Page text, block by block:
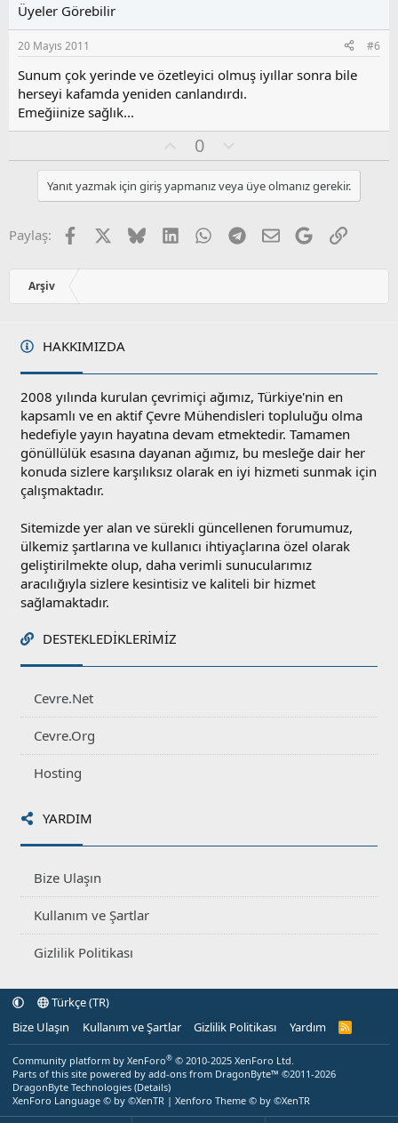
s
u
z
o
l
Üyeler Görebilir
20 Mayıs 2011 #6
Sunum çok yerinde ve özetleyici olmuş iyıllar sonra bile
herseyi kafamda yeniden canlandırdı.
Emeğiinize sağlık...
y
l
a
0
l
u
m
u
z
o
l
Yanıt yazmak için giriş yapmanız veya üye olmanız gerekir.
Paylaş: Facebook BlueskyLinkedInWhatsApp
Telegram
E-postaGoogleLink
Arşiv
HAKKIMIZDA
2008 yılında kurulan çevrimiçi ağımız, Türkiye'nin en
kapsamlı ve en aktif Çevre Mühendisleri topluluğu olma
hedefiyle yayın hayatına devam etmektedir. Tamamen
gönüllülük esasına dayanan ağımız, bu mesleğe dair her
konuda sizlere karşılıksız olarak en iyi hizmeti sunmak için
çalışmaktadır.
Sitemizde yer alan ve sürekli güncellenen forumumuz,
ülkemiz şartlarına ve kullanıcı ihtiyaçlarına özel olarak
geliştirilmekte olup, daha verimli sunucularımız
aracılığıyla sizlere kesintisiz ve kaliteli bir hizmet
sağlamaktadır.
DESTEKLEDIKLERIMIZ
Cevre.Net
Cevre.Org
Hosting
YARDIM
Bize Ulaşın
Kullanım ve Şartlar
Gizlilik Politikası
Türkçe (TR)
Bize Ulaşın
Kullanım ve Şartlar Gizlilik Politikası Yardım
R
Community platform by XenForo® © 2010-2025 XenForo Ltd.
Parts of this site powered by add-ons from DragonByte™ ©2011-2026
DragonByte Technologies (Details)
XenForo Language © by ©XenTR | Xenforo Theme © by ©XenTR